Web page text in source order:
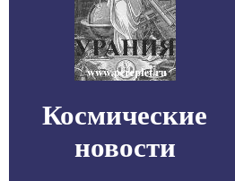
Космические
новости